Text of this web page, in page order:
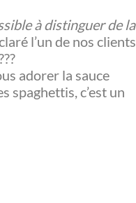
à distinguer de la
l’un de nos clients
adorer la sauce
spaghettis, c’est un